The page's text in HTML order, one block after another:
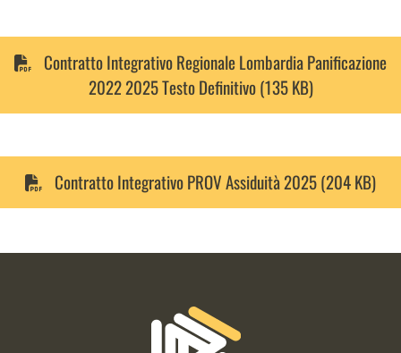
Contratto Integrativo Regionale Lombardia Panificazione
2022 2025 Testo Definitivo (135 KB)
Contratto Integrativo PROV Assiduità 2025 (204 KB)
Informazioni di contatto e link